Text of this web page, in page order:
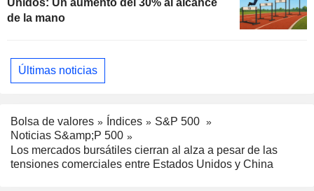
de la mano
Últimas noticias
Bolsa de valores Índices
S&P 500
Noticias S&amp;P 500
Los mercados bursátiles cierran al alza a pesar de las
tensiones comerciales entre Estados Unidos y China